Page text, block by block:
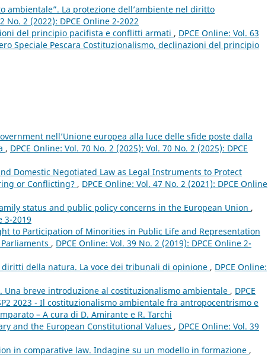
ambientale”. La protezione dell’ambiente nel diritto
No. 2 (2022): DPCE Online 2-2022
del principio pacifista e conflitti armati , DPCE Online: Vol. 63
Speciale Pescara Costituzionalismo, declinazioni del principio
nell’Unione europea alla luce delle sfide poste dalla
, DPCE Online: Vol. 70 No. 2 (2025): Vol. 70 No. 2 (2025): DPCE
Domestic Negotiated Law as Legal Instruments to Protect
or Conflicting? , DPCE Online: Vol. 47 No. 2 (2021): DPCE Online
status and public policy concerns in the European Union ,
3-2019
to Participation of Minorities in Public Life and Representation
, DPCE Online: Vol. 39 No. 2 (2019): DPCE Online 2-
della natura. La voce dei tribunali di opinione , DPCE Online:
breve introduzione al costituzionalismo ambientale , DPCE
2023 - Il costituzionalismo ambientale fra antropocentrismo e
– A cura di D. Amirante e R. Tarchi
and the European Constitutional Values , DPCE Online: Vol. 39
in comparative law. Indagine su un modello in formazione ,